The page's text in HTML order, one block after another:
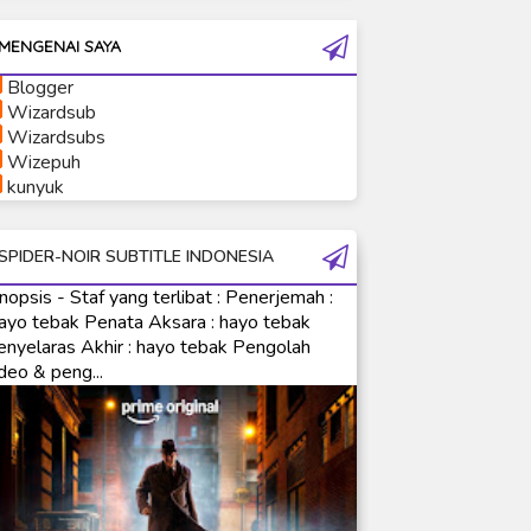
Ultraman Decker
Ultraman Dyna
Ultraman Gaia
Ultraman Geed
Ultraman Ginga S
Ultraman Mebius
Ultraman Neos
Ultraman Orb
Ultraman Orb Origin Saga
Ultraman R/B
Ultraman Saga
Ultraman Taiga
MENGENAI SAYA
Blogger
Wizardsub
Wizardsubs
Wizepuh
kunyuk
NOIR SUBTITLE INDONESIA
- Staf yang terlibat : Penerjemah :
tebak Penata Aksara : hayo tebak
Akhir : hayo tebak Pengolah
& peng...